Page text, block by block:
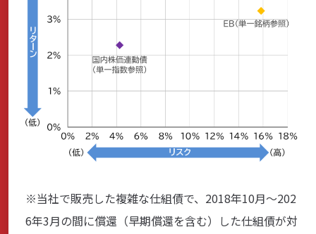
※当社で販売した複雑な仕組債で、2018年10月～202
6年3月の間に償還（早期償還を含む）した仕組債が対